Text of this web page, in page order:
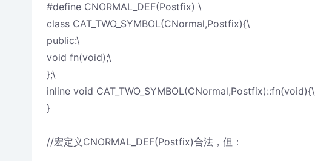
#define CNORMAL_DEF(Postfix) \
class CAT_TWO_SYMBOL(CNormal,Postfix){\
public:\
void fn(void);\
};\
inline void CAT_TWO_SYMBOL(CNormal,Postfix)::fn(void){\
}
//宏定义CNORMAL_DEF(Postfix)合法，但：